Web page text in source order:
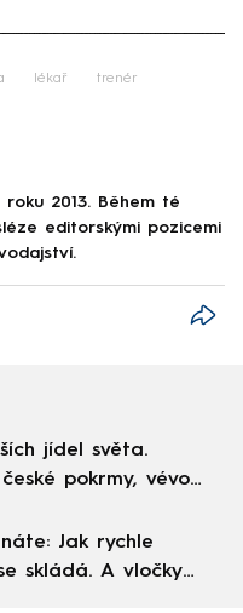
lékař trenér
2013. Během té
editorskými pozicemi
jídel světa.
pokrmy, vévodí
Jak rychle
skládá. A vločky